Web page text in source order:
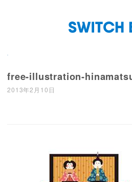
free-illustration-
2013年2月10日